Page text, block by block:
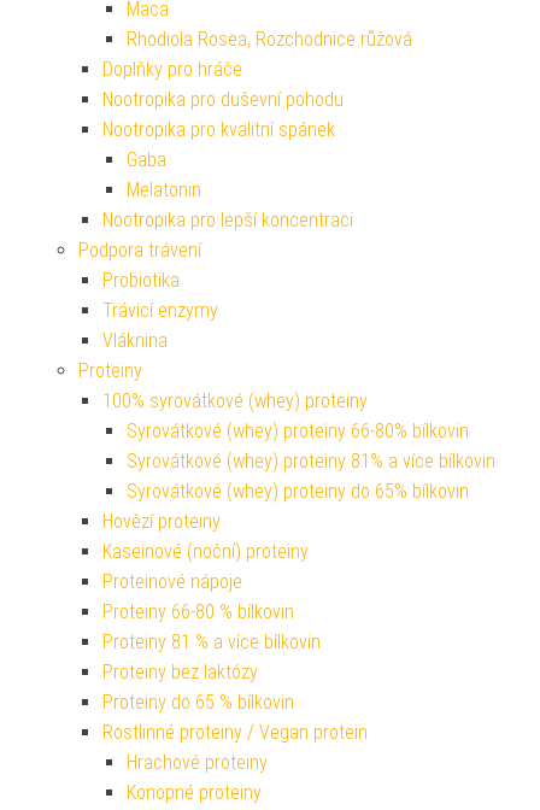
Maca
Rhodiola Rosea, Rozchodnice růžová
Doplňky pro hráče
Nootropika pro duševní pohodu
Nootropika pro kvalitní spánek
Gaba
Melatonin
Nootropika pro lepší koncentraci
Podpora trávení
Probiotika
Trávicí enzymy
Vláknina
Proteiny
100% syrovátkové (whey) proteiny
Syrovátkové (whey) proteiny 66-80% bílkovin
Syrovátkové (whey) proteiny 81% a více bílkovin
Syrovátkové (whey) proteiny do 65% bílkovin
Hovězí proteiny
Kaseinové (noční) proteiny
Proteinové nápoje
Proteiny 66-80 % bílkovin
Proteiny 81 % a více bílkovin
Proteiny bez laktózy
Proteiny do 65 % bílkovin
Rostlinné proteiny / Vegan protein
Hrachové proteiny
Konopné proteiny